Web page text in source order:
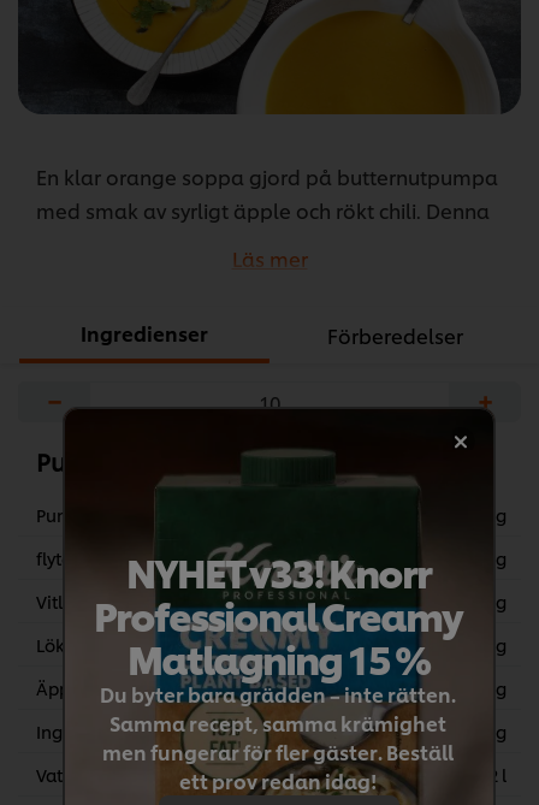
En klar orange soppa gjord på butternutpumpa
med smak av syrligt äpple och rökt chili. Denna
Läs mer
Ingredienser Förberedelser
− +
Pumpasoppa
Pumpa, butternut tärnad
2 kg
flytande fett
100 g
Vitlök
25 g
Lök, tärnad
160 g
Äpplen (Granny Smith)
360 g
Ingefära,
50 g
Vatten
2 l
NYHET v33! Knorr
Professional Creamy
Matlagning 15 %
Du byter bara grädden – inte rätten.
Samma recept, samma krämighet
men fungerar för fler gäster. Beställ
ett prov redan idag!